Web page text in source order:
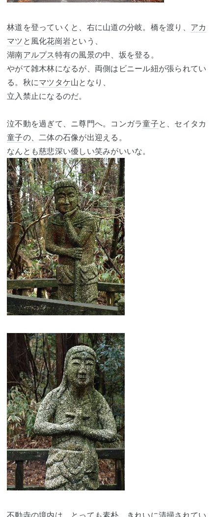
林道を登っていくと、右に山道の分岐。橋を渡り、 アカ
マツ と風化花崗岩という、
湖南アルプス特有の風景の中、坂を登る。
やがて雑木林になるが、両側はビニール紐が張られてい
る。秋にマツタケ山となり、
立入禁止になるのだ。
泣不動を過ぎて、ニ尊門へ。コンガラ童子と、セイタカ
童子の、二体の石像が出迎える。
なんとも慈悲深い優しい笑みがいいな。
不動寺の境内は、とっても素朴。きれいに清掃されてい